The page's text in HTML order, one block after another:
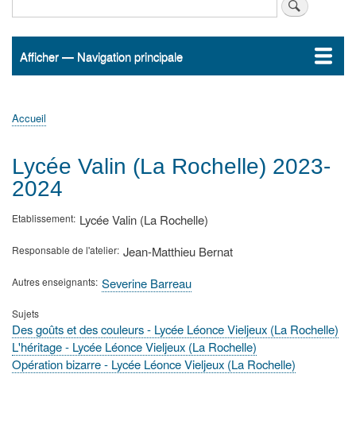
Navigation
Afficher — Navigation principale
Accueil
ActualitésMATh.en.JEANS ?
Régions et Ateliers
Créer, gérer un atelier
Sujets/Publications
Congrès
d'Ariane
Accueil
Lycée Valin (La Rochelle) 2023-
2024
Etablissement Lycée Valin (La Rochelle)
Responsable de l'atelier Jean-Matthieu Bernat
Autres enseignants Severine Barreau
Sujets
Des goûts et des couleurs - Lycée Léonce Vieljeux (La Rochelle)
L'héritage - Lycée Léonce Vieljeux (La Rochelle)
Opération bizarre - Lycée Léonce Vieljeux (La Rochelle)